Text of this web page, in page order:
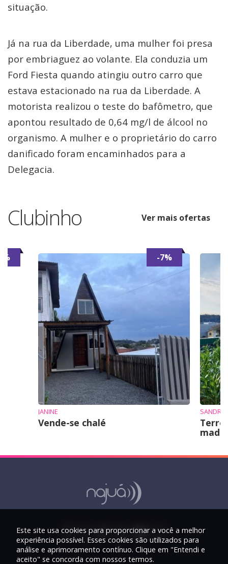
situação.
Já na rua da Liberdade, uma mulher foi presa
por embriaguez ao volante. Ela conduzia um
Ford Fiesta quando atingiu outro carro que
estava estacionado na rua da Liberdade. A
motorista realizou o teste do bafômetro, que
apontou resultado de 0,64 mg/l de álcool no
organismo. A mulher e o proprietário do carro
danificado foram encaminhados para a
Delegacia.
Clubinho Ver mais ofertas
-7%
JANINE
Vende-se chalé
mad
Este site usa cookies para proporcionar a você a melhor
experiência possível. Esses cookies são utilizados para
análise e aprimoramento contínuo. Clique em "Entendi e
aceito" se concorda com nossos termos.